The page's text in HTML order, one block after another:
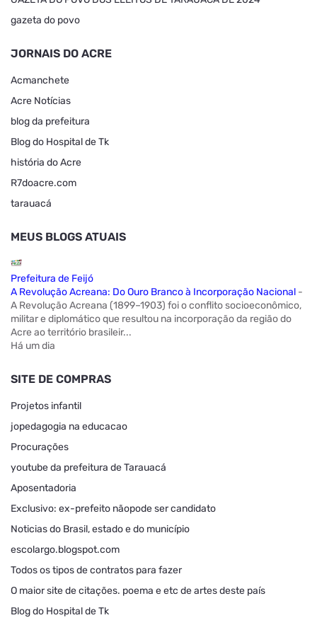
gazeta do povo
JORNAIS DO ACRE
Acmanchete
Acre Notícias
blog da prefeitura
Blog do Hospital de Tk
história do Acre
R7doacre.com
tarauacá
MEUS BLOGS ATUAIS
Prefeitura de Feijó
A Revolução Acreana: Do Ouro Branco à Incorporação Nacional -
A Revolução Acreana (1899–1903) foi o conflito socioeconômico,
militar e diplomático que resultou na incorporação da região do
Acre ao território brasileir...
Há um dia
SITE DE COMPRAS
Projetos infantil
jopedagogia na educacao
Procurações
youtube da prefeitura de Tarauacá
Aposentadoria
Exclusivo: ex-prefeito nãopode ser candidato
Noticias do Brasil, estado e do município
escolargo.blogspot.com
Todos os tipos de contratos para fazer
O maior site de citações. poema e etc de artes deste país
Blog do Hospital de Tk